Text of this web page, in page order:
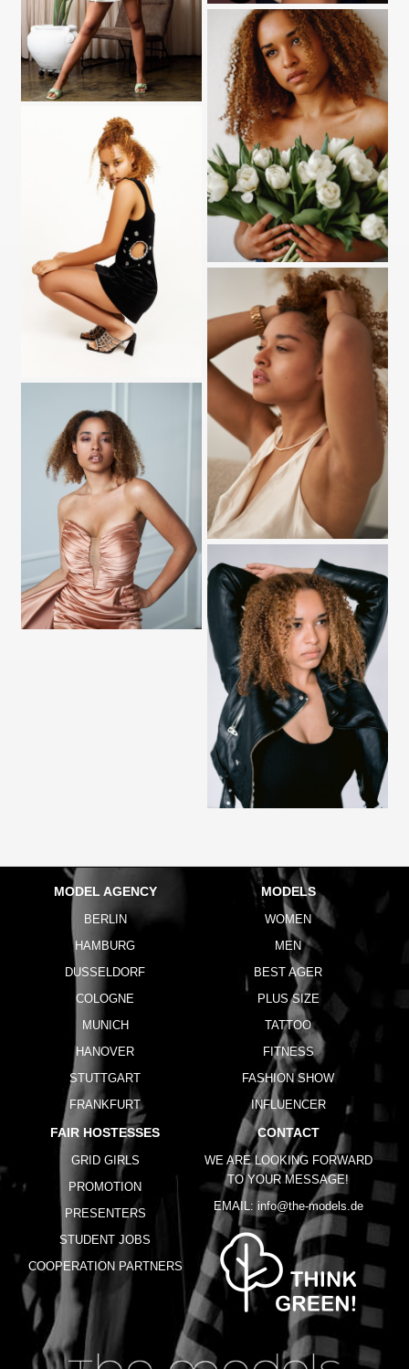
MODEL AGENCY
BERLIN
HAMBURG
DUSSELDORF
COLOGNE
MUNICH
HANOVER
STUTTGART
FRANKFURT
MODELS
WOMEN
MEN
BEST AGER
PLUS SIZE
TATTOO
FITNESS
FASHION SHOW
INFLUENCER
FAIR HOSTESSES
GRID GIRLS
PROMOTION
PRESENTERS
STUDENT JOBS
COOPERATION PARTNERS
CONTACT
WE ARE LOOKING FORWARD
TO YOUR MESSAGE!
EMAIL: info@the-models.de